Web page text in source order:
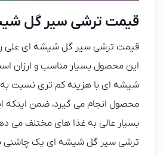
قیمت ترشی سیر گل
قیمت ترشی سیر گل شیشه ای علی
این محصول بسیار مناسب و ارزان
شیشه ای با هزینه کم تری نسبت به
محصول انجام می گیرد، ضمن
بسیار عالی به غذا های مختلف می
ترشی سیر گل شیشه ای یک چاشنی